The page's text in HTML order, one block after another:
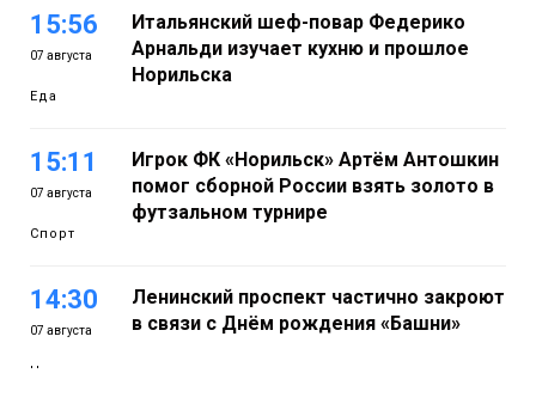
15:56
07 августа
Еда
Итальянский шеф-повар Федерико
Арнальди изучает кухню и прошлое
Норильска
15:11
07 августа
Спорт
Игрок ФК «Норильск» Артём Антошкин
помог сборной России взять золото в
футзальном турнире
14:30
07 августа
Новости
Ленинский проспект частично закроют
в связи с Днём рождения «Башни»